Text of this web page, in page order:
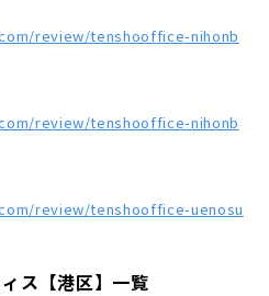
review/tenshooffice-nihonb
review/tenshooffice-nihonb
review/tenshooffice-uenosu
ス【港区】一覧